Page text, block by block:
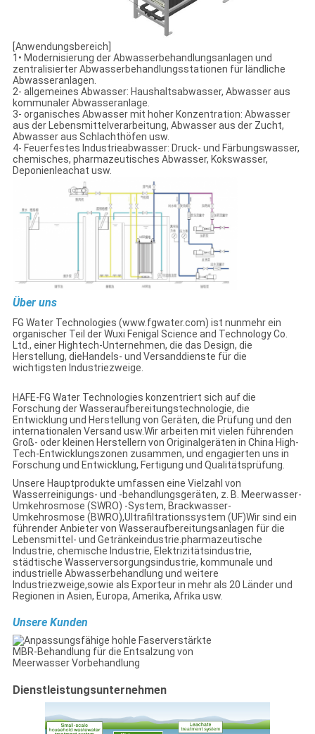
[Anwendungsbereich]
1• Modernisierung der Abwasserbehandlungsanlagen und
zentralisierter Abwasserbehandlungsstationen für ländliche
Abwasseranlagen.
2- allgemeines Abwasser: Haushaltsabwasser, Abwasser aus
kommunaler Abwasseranlage.
3- organisches Abwasser mit hoher Konzentration: Abwasser
aus der Lebensmittelverarbeitung, Abwasser aus der Zucht,
Abwasser aus Schlachthöfen usw.
4- Feuerfestes Industrieabwasser: Druck- und Färbungswasser,
chemisches, pharmazeutisches Abwasser, Kokswasser,
Deponienleachat usw.
Über uns
FG Water Technologies (www.fgwater.com) ist nunmehr ein
organischer Teil der Wuxi Fenigal Science and Technology Co.
Ltd., einer Hightech-Unternehmen, die das Design, die
Herstellung, dieHandels- und Versanddienste für die
wichtigsten Industriezweige.
HAFE-FG Water Technologies konzentriert sich auf die
Forschung der Wasseraufbereitungstechnologie, die
Entwicklung und Herstellung von Geräten, die Prüfung und den
internationalen Versand usw.Wir arbeiten mit vielen führenden
Groß- oder kleinen Herstellern von Originalgeräten in China High-
Tech-Entwicklungszonen zusammen, und engagierten uns in
Forschung und Entwicklung, Fertigung und Qualitätsprüfung.
Unsere Hauptprodukte umfassen eine Vielzahl von
Wasserreinigungs- und -behandlungsgeräten, z. B. Meerwasser-
Umkehrosmose (SWRO) -System, Brackwasser-
Umkehrosmose (BWRO),Ultrafiltrationssystem (UF)Wir sind ein
führender Anbieter von Wasseraufbereitungsanlagen für die
Lebensmittel- und Getränkeindustrie.pharmazeutische
Industrie, chemische Industrie, Elektrizitätsindustrie,
städtische Wasserversorgungsindustrie, kommunale und
industrielle Abwasserbehandlung und weitere
Industriezweige,sowie als Exporteur in mehr als 20 Länder und
Regionen in Asien, Europa, Amerika, Afrika usw.
Unsere Kunden
Dienstleistungsunternehmen